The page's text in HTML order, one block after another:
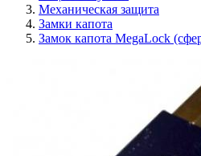
Механическая защита
Замки капота
Замок капота MegaLock